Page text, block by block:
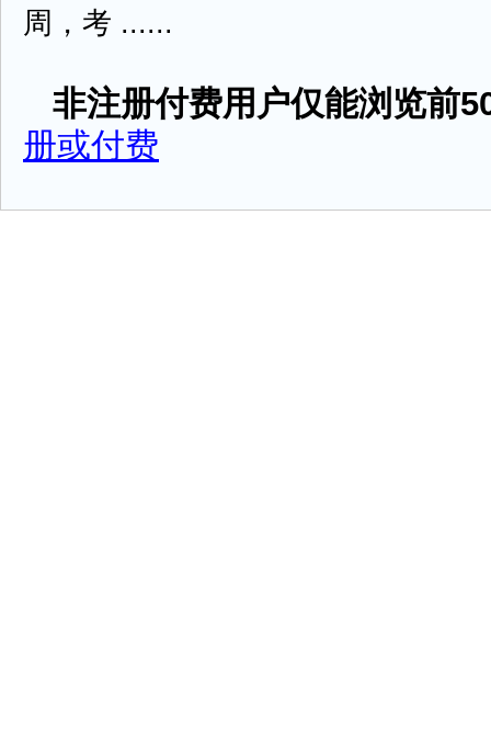
周，考 ......
非注册付费用户仅能浏览前
册或付费